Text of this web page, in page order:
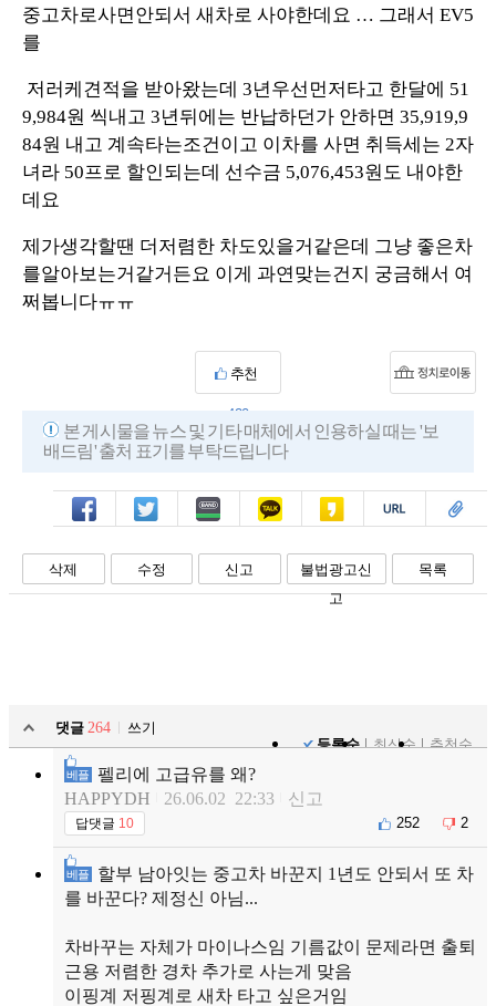
중고차로사면안되서 새차로 사야한데요 … 그래서 EV5
를
저러케견적을 받아왔는데 3년우선먼저타고 한달에 51
9,984원 씩내고 3년뒤에는 반납하던가 안하면 35,919,9
84원 내고 계속타는조건이고 이차를 사면 취득세는 2자
녀라 50프로 할인되는데 선수금 5,076,453원도 내야한
데요
제가생각할땐 더저렴한 차도있을거같은데 그냥 좋은차
를알아보는거같거든요 이게 과연맞는건지 궁금해서 여
쩌봅니다ㅠㅠ
추천
420
본 게시물을 뉴스 및 기타 매체에서 인용하실 때는 '보
배드림' 출처 표기를 부탁드립니다
페북 트윗 밴드 카톡 카스 복사 스크랩
삭제 수정 신고
불법광고신
고
목록
댓글 264
쓰기
등록순
최신순 추천순
베플
펠리에 고급유를 왜?
HAPPYDH
26.06.02 22:33 신고
답댓글 10 252 2
베플
할부 남아잇는 중고차 바꾼지 1년도 안되서 또 차
를 바꾼다? 제정신 아님...
차바꾸는 자체가 마이나스임 기름값이 문제라면 출퇴
근용 저렴한 경차 추가로 사는게 맞음
이핑계 저핑계로 새차 타고 싶은거임